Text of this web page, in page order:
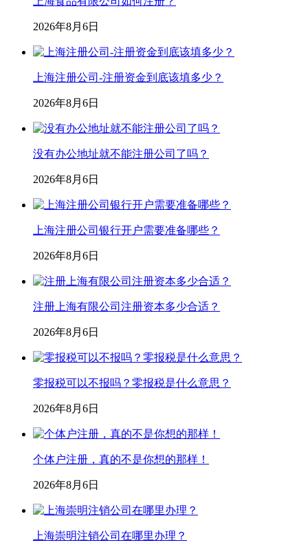
2026年8月6日
上海注册公司-注册资金到底该填多少？
2026年8月6日
没有办公地址就不能注册公司了吗？
2026年8月6日
上海注册公司银行开户需要准备哪些？
2026年8月6日
注册上海有限公司注册资本多少合适？
2026年8月6日
零报税可以不报吗？零报税是什么意思？
2026年8月6日
个体户注册，真的不是你想的那样！
2026年8月6日
上海崇明注销公司在哪里办理？